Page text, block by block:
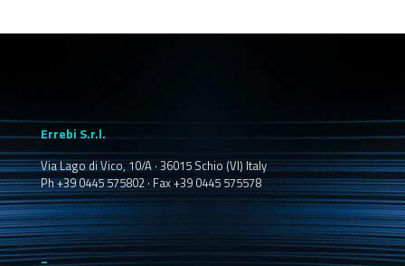
Errebi S.r.l.
Via Lago di Vico, 10/A · 36015 Schio (VI) Italy
Ph +39 0445 575802 · Fax +39 0445 575578
_